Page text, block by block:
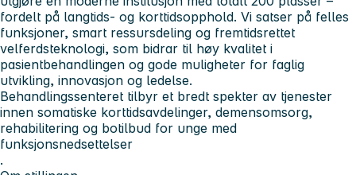
fordelt på langtids- og korttidsopphold. Vi satser på felles
funksjoner, smart ressursdeling og fremtidsrettet
velferdsteknologi, som bidrar til høy kvalitet i
pasientbehandlingen og gode muligheter for faglig
utvikling, innovasjon og ledelse.
Behandlingssenteret tilbyr et bredt spekter av tjenester
innen somatiske korttidsavdelinger, demensomsorg,
rehabilitering og botilbud for unge med
funksjonsnedsettelser
.